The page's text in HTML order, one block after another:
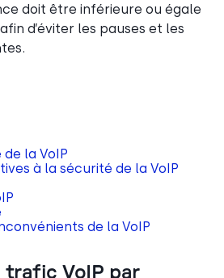
doit être inférieure ou égale
d’éviter les pauses et les
la VoIP
à la sécurité de la VoIP
de la VoIP
VoIP par